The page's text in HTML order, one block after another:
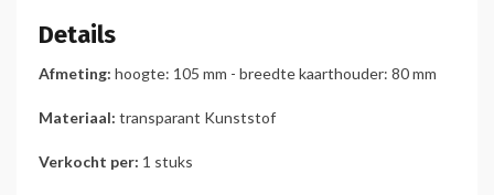
Details
Afmeting: hoogte: 105 mm - breedte kaarthouder: 80 mm
Materiaal: transparant Kunststof
Verkocht per: 1 stuks